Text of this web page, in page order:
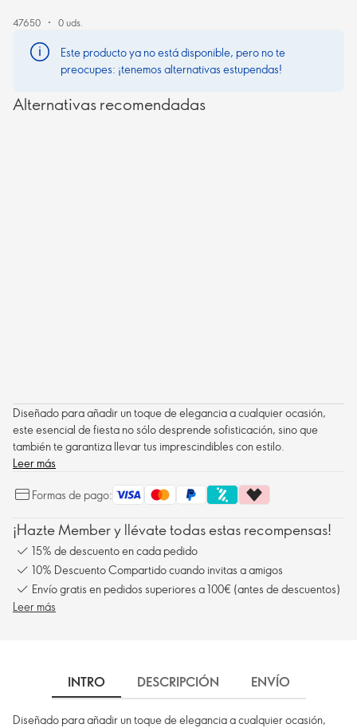
47650 0 uds.
Este producto ya no está disponible, pero no te
preocupes: ¡tenemos alternativas estupendas!
Alternativas recomendadas
Diseñado para añadir un toque de elegancia a cualquier ocasión,
este esencial de fiesta no sólo desprende sofisticación, sino que
también te garantiza llevar tus imprescindibles con estilo.
Leer más
Formas de pago:
¡Hazte Member y llévate todas estas recompensas!
15% de descuento en cada pedido
10% Descuento Compartido cuando invitas a amigos
Envío gratis en pedidos superiores a 100€ (antes de descuentos)
Leer más
INTRO DESCRIPCIÓN ENVÍO
Diseñado para añadir un toque de elegancia a cualquier ocasión,